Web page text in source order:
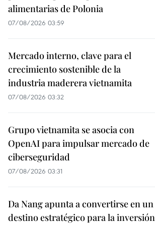
alimentarias de Polonia
07/08/2026 03:59
Mercado interno, clave para el
crecimiento sostenible de la
industria maderera vietnamita
07/08/2026 03:32
Grupo vietnamita se asocia con
OpenAI para impulsar mercado de
ciberseguridad
07/08/2026 03:31
Da Nang apunta a convertirse en un
destino estratégico para la inversión